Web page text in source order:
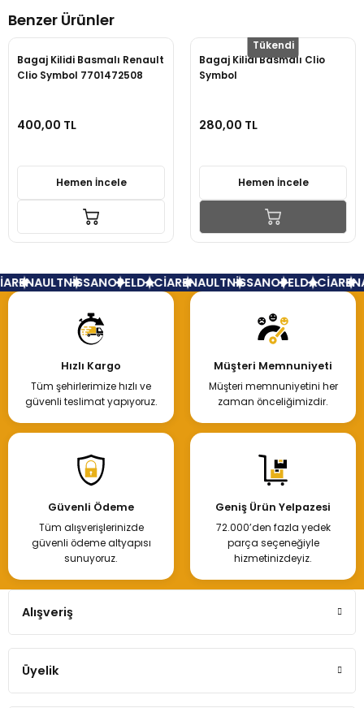
Benzer Ürünler
Bagaj Kilidi Basmalı Renault
Clio Symbol 7701472508
400,00 TL
Hemen İncele
Tükendi
Bagaj Kilidi Basmalı Clio
Symbol
280,00 TL
Hemen İncele
RENAULTNİSSANOPELDACİARENAULTNİSSANOPELDACİA
Hızlı Kargo
Tüm şehirlerimize hızlı ve
güvenli teslimat yapıyoruz.
Müşteri Memnuniyeti
Müşteri memnuniyetini her
zaman önceliğimizdir.
Güvenli Ödeme
Tüm alışverişlerinizde
güvenli ödeme altyapısı
sunuyoruz.
Geniş Ürün Yelpazesi
72.000’den fazla yedek
parça seçeneğiyle
hizmetinizdeyiz.
Alışveriş
Üyelik